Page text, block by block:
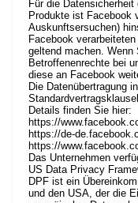
Für die Datensicherheit
Produkte ist Facebook
Auskunftsersuchen)
Facebook
geltend machen. Wenn
Betroffenenrechte bei
diese an Facebook
Die Datenübertragung
Details finden Sie hier:
https://
https://de-
https://
Das Unternehmen
US Data Privacy
DPF ist ein
und den USA, der die